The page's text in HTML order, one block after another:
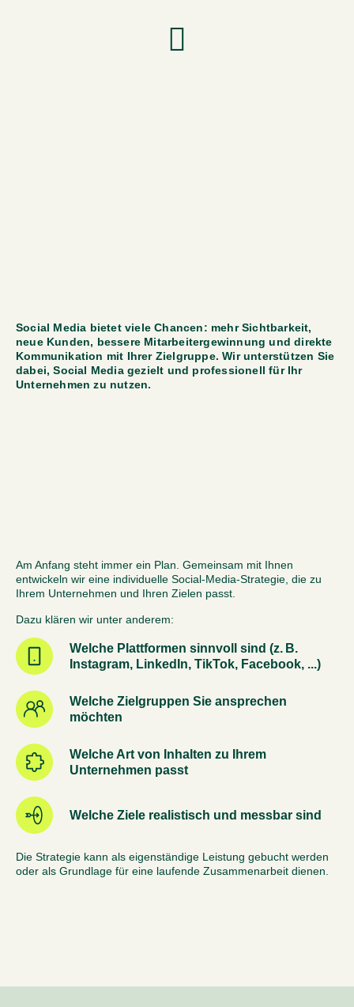
Social Media bietet viele Chancen: mehr Sichtbarkeit,
neue Kunden, bessere Mitarbeitergewinnung und direkte
Kommunikation mit Ihrer Zielgruppe. Wir unterstützen Sie
dabei, Social Media gezielt und professionell für Ihr
Unternehmen zu nutzen.
Am Anfang steht immer ein Plan. Gemeinsam mit Ihnen
entwickeln wir eine individuelle Social-Media-Strategie, die zu
Ihrem Unternehmen und Ihren Zielen passt.
Dazu klären wir unter anderem:
Welche Plattformen sinnvoll sind (z. B.
Instagram, LinkedIn, TikTok, Facebook, ...)
Welche Zielgruppen Sie ansprechen
möchten
Welche Art von Inhalten zu Ihrem
Unternehmen passt
Welche Ziele realistisch und messbar sind
Die Strategie kann als eigenständige Leistung gebucht werden
oder als Grundlage für eine laufende Zusammenarbeit dienen.